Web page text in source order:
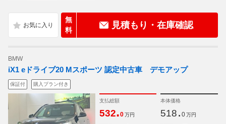
無
料
見積もり・在庫確認
BMW
iX1 eドライブ20 Mスポーツ 認定中古車 デモアップ
保証付 購入プラン付き
支払総額
532.0 万円
本体価格
518. 0 万円